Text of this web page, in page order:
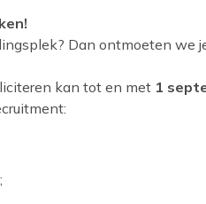
Dan ontmoeten we
kan tot en met 1